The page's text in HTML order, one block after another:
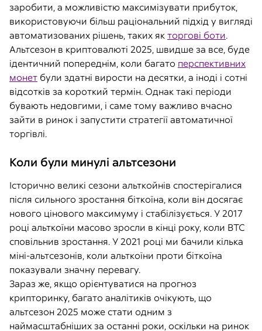
заробити, а можливістю максимізувати прибуток,
використовуючи більш раціональний підхід у вигляді
автоматизованих рішень, таких якторгові боти.
Альтсезон в криптовалюті 2025, швидше за все, буде
ідентичний попереднім, коли багато перспективних
монет були здатні вирости на десятки, а іноді і сотні
відсотків за короткий термін. Однак такі періоди
бувають недовгими, і саме тому важливо вчасно
зайти в ринок і запустити стратегії автоматичної
торгівлі.
Коли були минулі альтсезони
Історично великі сезони альткойнів спостерігалися
після сильного зростання біткоїна, коли він досягає
нового цінового максимуму і стабілізується. У 2017
році альткоїни масово зросли в кінці року, коли BTC
сповільнив зростання. У 2021 році ми бачили кілька
міні-альтсезонів, коли альткоїни проти біткоїна
показували значну перевагу.
Зараз же, якщо орієнтуватися на прогноз
крипторинку, багато аналітиків очікують, що
альтсезон 2025 може стати одним з
наймасштабніших за останні роки, оскільки на ринок